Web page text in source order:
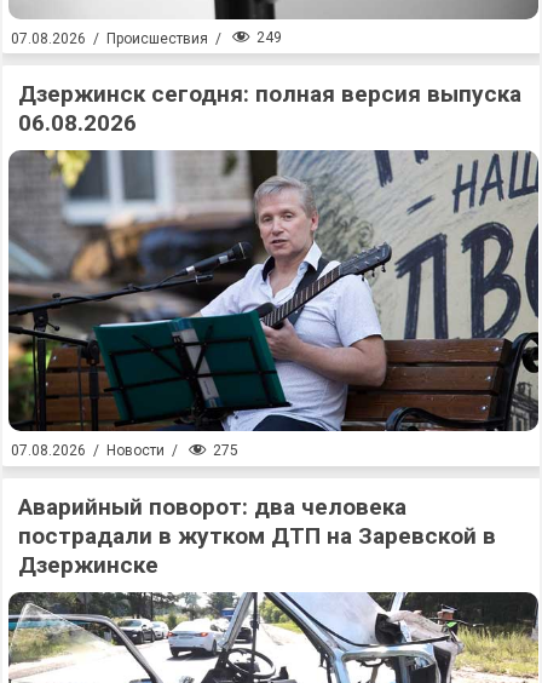
07.08.2026 / Происшествия / 249
Дзержинск сегодня: полная версия выпуска
06.08.2026
07.08.2026 / Новости / 275
Аварийный поворот: два человека
пострадали в жутком ДТП на Заревской в
Дзержинске